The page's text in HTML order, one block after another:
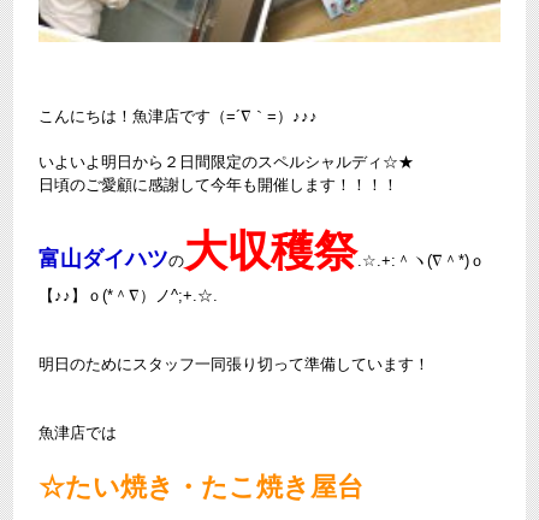
こんにちは！魚津店です（=´∇｀=）♪♪♪
いよいよ明日から２日間限定のスペルシャルディ☆★
日頃のご愛顧に感謝して今年も開催します！！！！
富山ダイハツの大収穫祭 .☆.+:＾ヽ(∇＾*)ｏ
【♪♪】ｏ(*＾∇）ノ^;+.☆.
明日のためにスタッフ一同張り切って準備しています！
魚津店では
☆たい焼き・たこ焼き屋台